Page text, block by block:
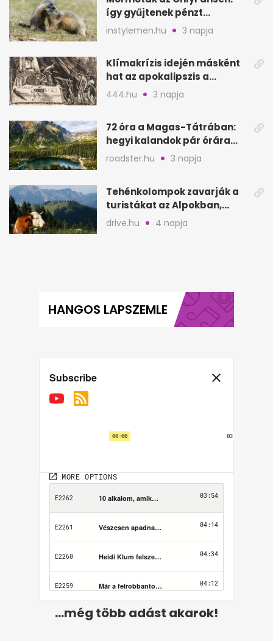
így gyűjtenek pénzt
amerikai kutatók
instylemen.hu 3 napja
Klímakrízis idején másként
hat az apokalipszis a
Szépművészetiben
444.hu 3 napja
72 óra a Magas-Tátrában:
hegyi kalandok pár órára
Magyarországtól
roadster.hu 3 napja
Tehénkolompok zavarják a
turistákat az Alpokban,
Serinában is panasz van
drive.hu 4 napja
HANGOS LAPSZEMLE
...még több adást akarok!